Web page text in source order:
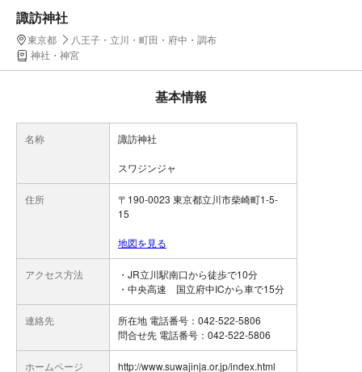
諏訪神社
東京都
八王子・立川・町田・府中・調布
神社・神宮
基本情報
名称 諏訪神社
スワジンジャ
住所
〒190-0023 東京都立川市柴崎町1-5-
15
地図を見る
アクセス方法
・JR立川駅南口から徒歩で10分
・中央高速 国立府中ICから車で15分
連絡先
所在地 電話番号：042-522-5806
問合せ先 電話番号：042-522-5806
ホームページ http://www.suwajinja.or.jp/index.html